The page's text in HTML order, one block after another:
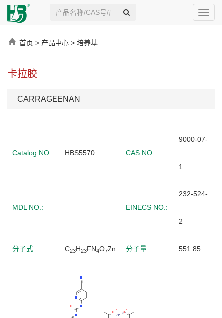
首页 > 产品中心 > 培养基
卡拉胶
CARRAGEENAN
Catalog NO.: HBS5570 CAS NO.:
9000-07-
1
MDL NO.: EINECS NO.:
232-524-
2
分子式: C23H23FN4O7Zn 分子量: 551.85